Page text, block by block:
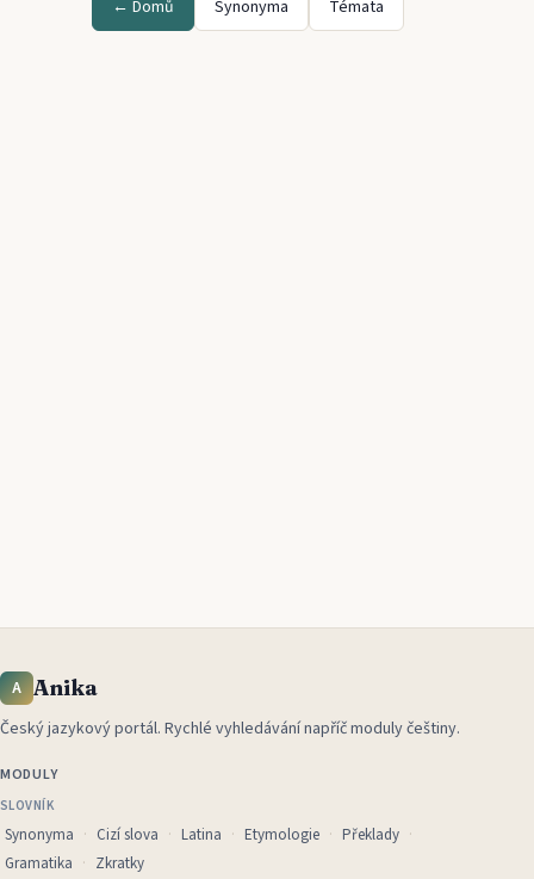
← Domů Synonyma Témata
A Anika
Český jazykový portál. Rychlé vyhledávání napříč moduly češtiny.
MODULY
SLOVNÍK
Synonyma Cizí slova Latina Etymologie
Překlady
Gramatika
Zkratky